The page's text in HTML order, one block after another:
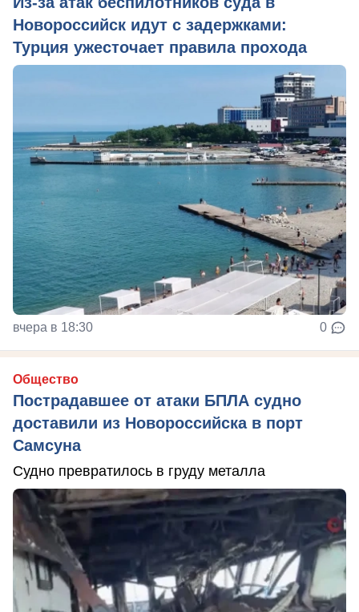
Новороссийск идут с задержками:
Турция ужесточает правила прохода
вчера в 18:30 0
Общество
Пострадавшее от атаки БПЛА судно
доставили из Новороссийска в порт
Самсуна
Судно превратилось в груду металла